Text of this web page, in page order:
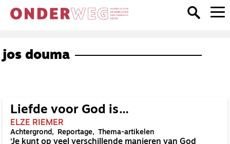
jos douma
Liefde voor God is…
ELZE RIEMER
Achtergrond Reportage Thema-artikelen
‘Je kunt op veel verschillende manieren van God